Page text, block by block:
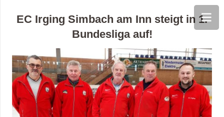
EC Irging Simbach am Inn steigt in 1.
Bundesliga auf!